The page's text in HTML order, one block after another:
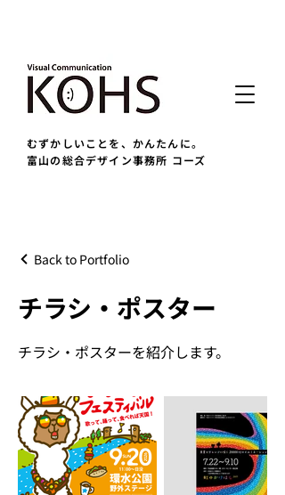
むずかしいことを、かんたんに。
富山の総合デザイン事務所 コーズ
Back to Portfolio
チラシ・ポスター
チラシ・ポスターを紹介します。